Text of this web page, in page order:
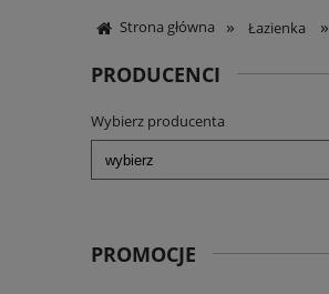
Strona główna » Łazienka »
PRODUCENCI
Wybierz producenta
PROMOCJE